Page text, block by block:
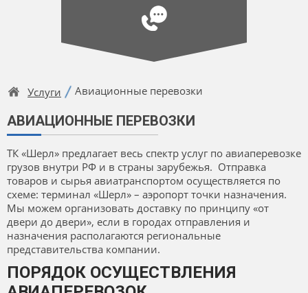
Услуги Авиационные перевозки
АВИАЦИОННЫЕ ПЕРЕВОЗКИ
ТК «Шерл» предлагает весь спектр услуг по авиаперевозке
грузов внутри РФ и в страны зарубежья. Отправка
товаров и сырья авиатранспортом осуществляется по
схеме: терминал «Шерл» – аэропорт точки назначения.
Мы можем организовать доставку по принципу «от
двери до двери», если в городах отправления и
назначения располагаются региональные
представительства компании.
ПОРЯДОК ОСУЩЕСТВЛЕНИЯ